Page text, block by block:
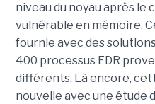
niveau du noyau après le
vulnérable en mémoire.
fournie avec des
400 processus EDR
différents. Là encore,
nouvelle avec une étude